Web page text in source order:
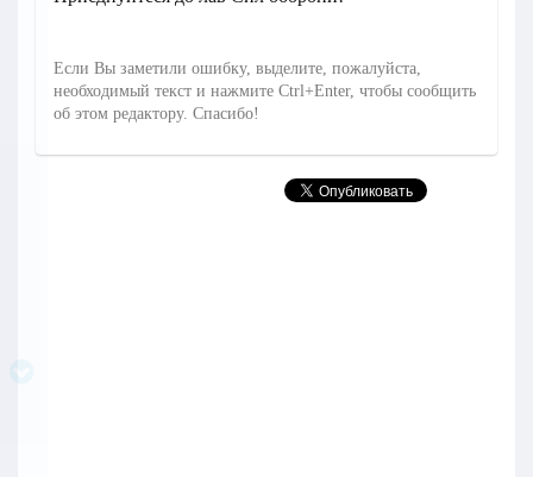
Если Вы заметили ошибку, выделите, пожалуйста,
необходимый текст и нажмите Ctrl+Enter, чтобы сообщить
об этом редактору. Спасибо!